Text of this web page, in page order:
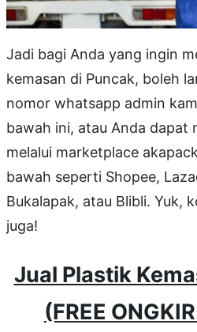
Jadi bagi Anda yang ingin
kemasan di Puncak, boleh
nomor whatsapp admin
bawah ini, atau Anda dapat
melalui marketplace
bawah seperti Shopee,
Bukalapak, atau Blibli. Yuk,
juga!
Jual Plastik
(FREE